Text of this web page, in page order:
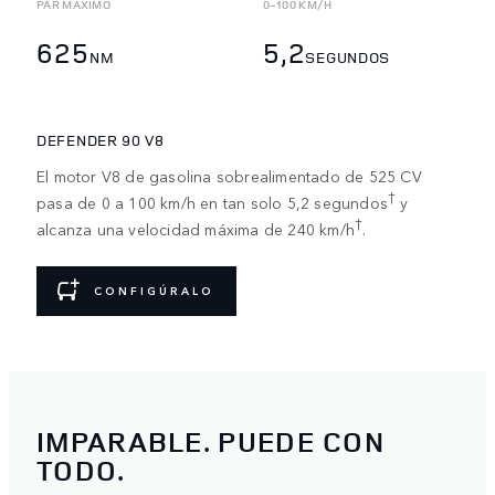
PAR MÁXIMO
625 NM
0-100 KM/H
5,2SEGUNDOS
DEFENDER 90 V8
El motor V8 de gasolina sobrealimentado de 525 CV
pasa de 0 a 100 km/h en tan solo 5,2 segundos† y
alcanza una velocidad máxima de 240 km/h†.
CONFIGÚRALO
IMPARABLE. PUEDE CON
TODO.